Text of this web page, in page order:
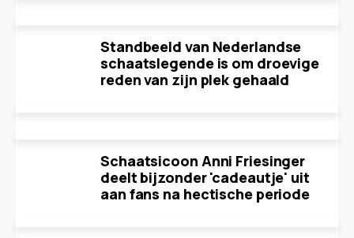
Standbeeld van Nederlandse
schaatslegende is om droevige
reden van zijn plek gehaald
Schaatsicoon Anni Friesinger
deelt bijzonder 'cadeautje' uit
aan fans na hectische periode